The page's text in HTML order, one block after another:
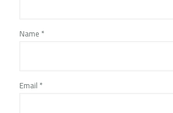
Name *
Email *